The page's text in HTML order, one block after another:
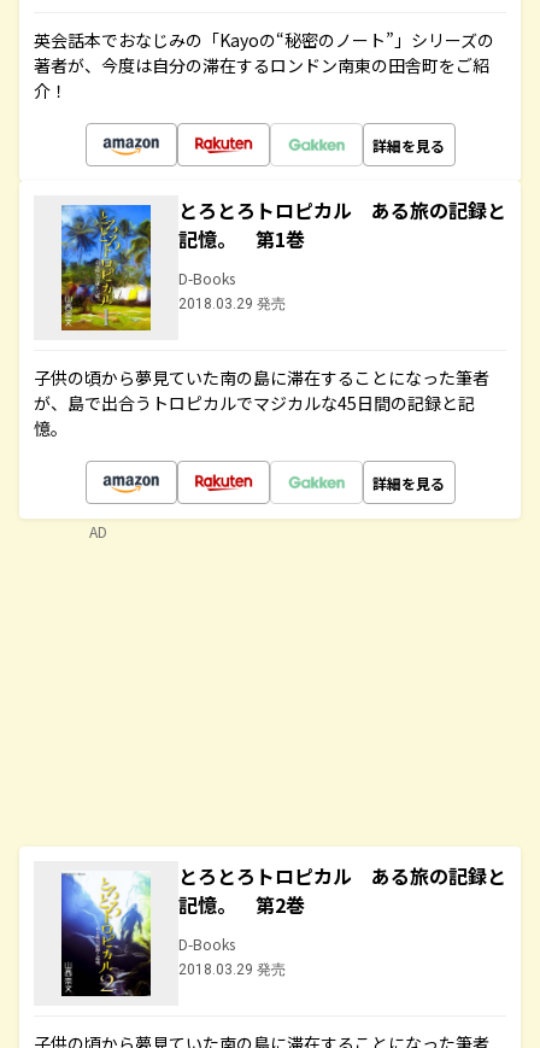
英会話本でおなじみの「Kayoの“秘密のノート”」シリーズの
著者が、今度は自分の滞在するロンドン南東の田舎町をご紹
介！
詳細を見る
とろとろトロピカル ある旅の記録と
記憶。 第1巻
D-Books
2018.03.29 発売
子供の頃から夢見ていた南の島に滞在することになった筆者
が、島で出合うトロピカルでマジカルな45日間の記録と記
憶。
詳細を見る
とろとろトロピカル ある旅の記録と
記憶。 第2巻
D-Books
2018.03.29 発売
子供の頃から夢見ていた南の島に滞在することになった筆者
AD